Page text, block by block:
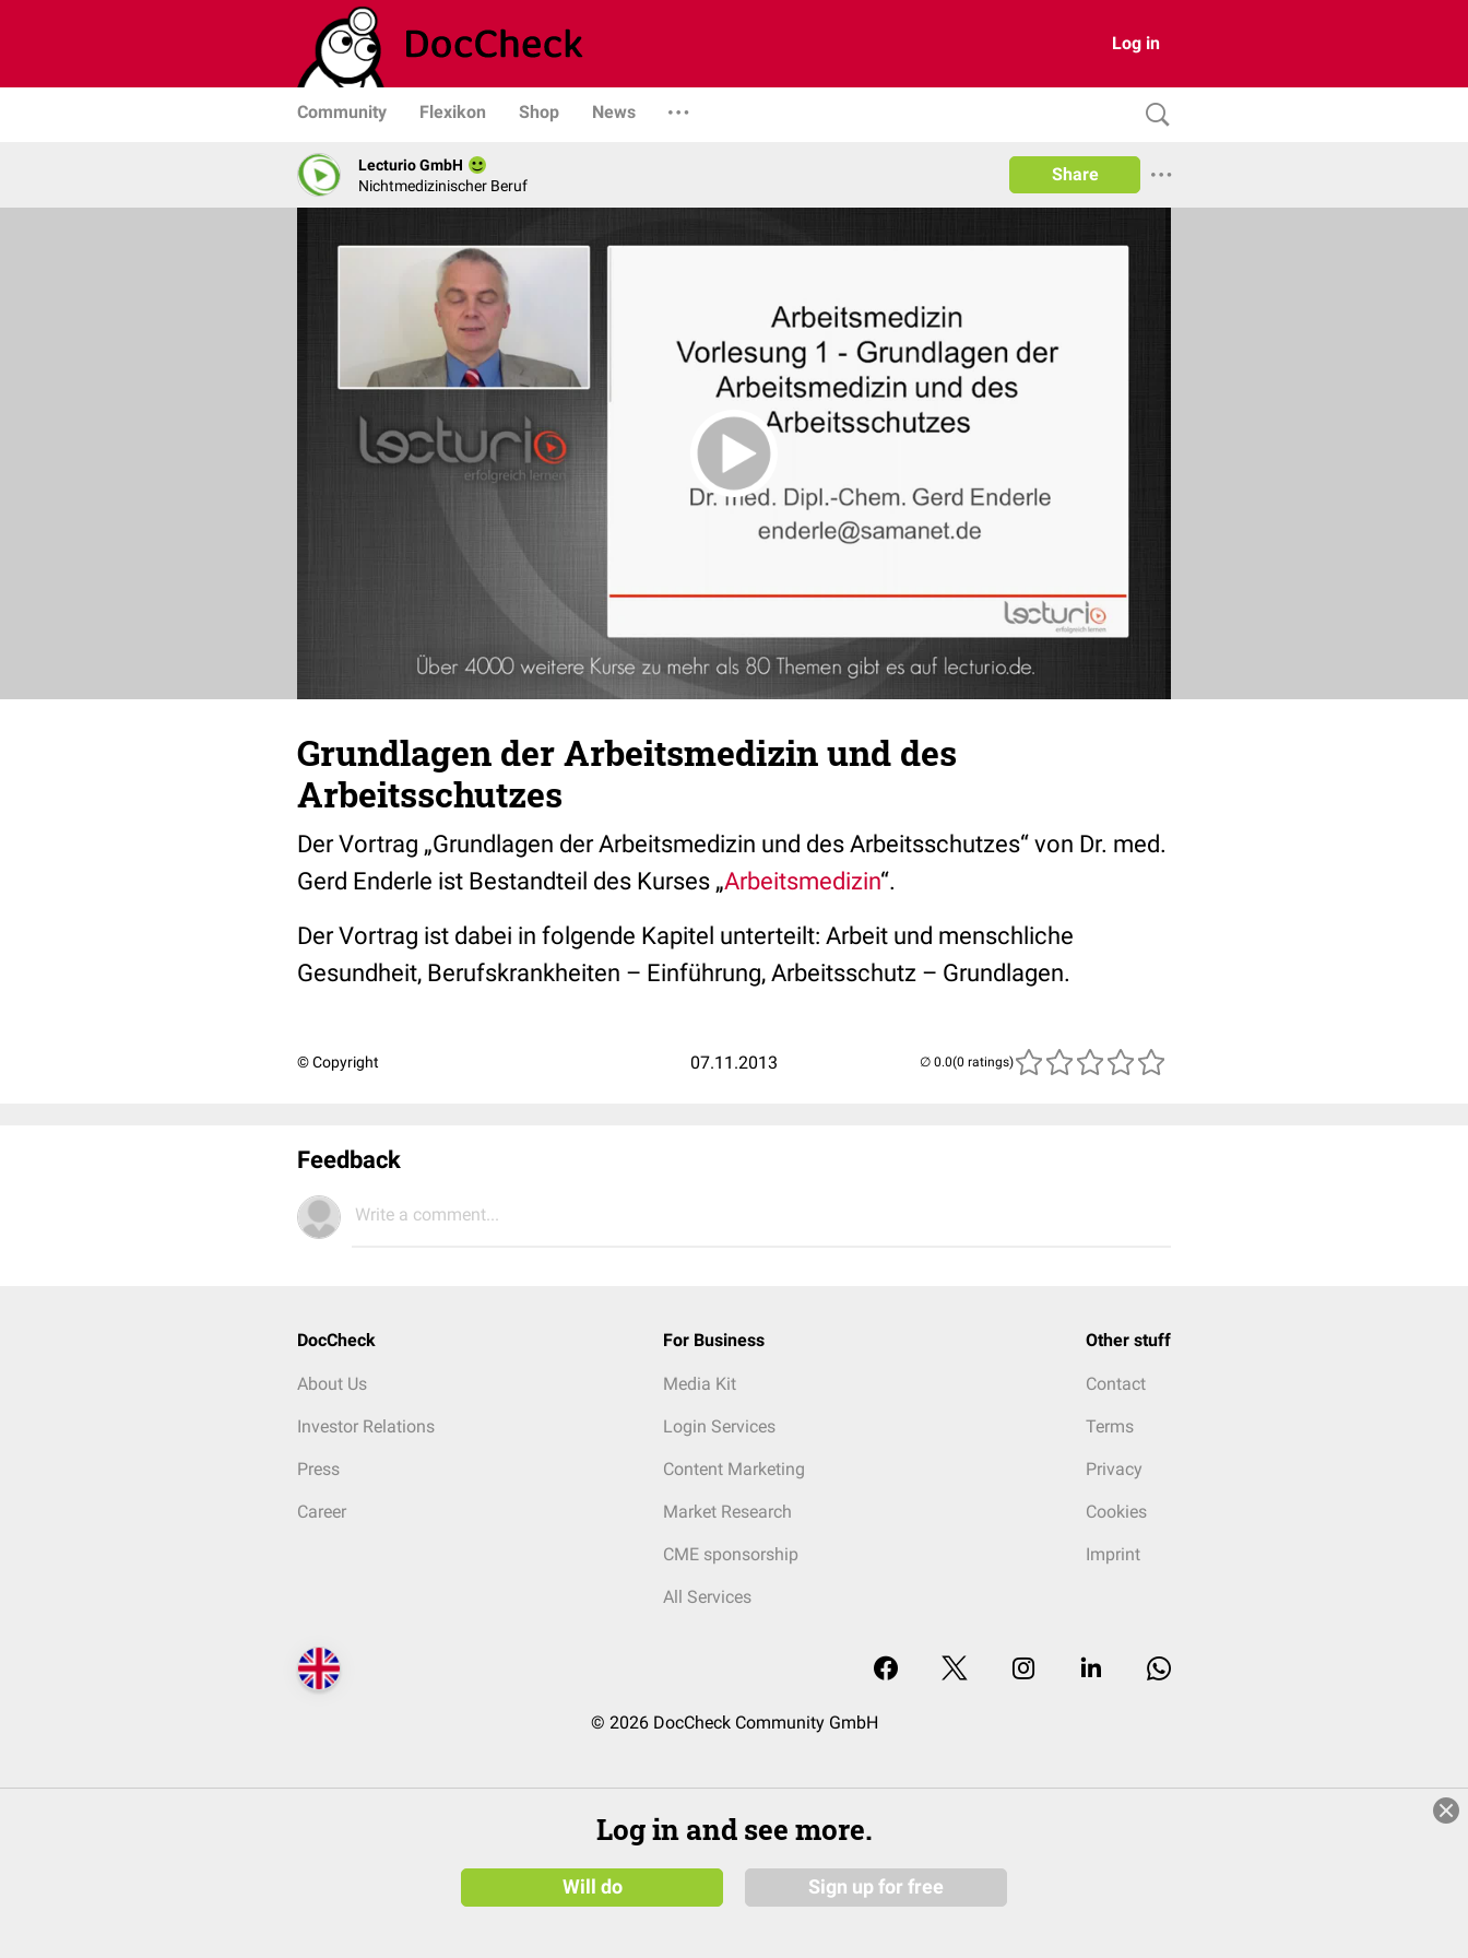
Log in
Community Flexikon Shop News
Lecturio GmbH
Nichtmedizinischer Beruf
Share
Grundlagen der Arbeitsmedizin und des
Arbeitsschutzes
Der Vortrag „Grundlagen der Arbeitsmedizin und des Arbeitsschutzes“ von Dr. med.
Gerd Enderle ist Bestandteil des Kurses „Arbeitsmedizin“.
Der Vortrag ist dabei in folgende Kapitel unterteilt: Arbeit und menschliche
Gesundheit, Berufskrankheiten – Einführung, Arbeitsschutz – Grundlagen.
© Copyright 07.11.2013 (0 ratings)
Feedback
Write a comment...
DocCheck
About Us
Investor Relations
Press
Career
For Business
Media Kit
Login Services
Content Marketing
Market Research
CME sponsorship
All Services
Other stuff
Contact
Terms
Privacy
Cookies
Imprint
© 2026 DocCheck Community GmbH
Log in and see more.
Will do Sign up for free